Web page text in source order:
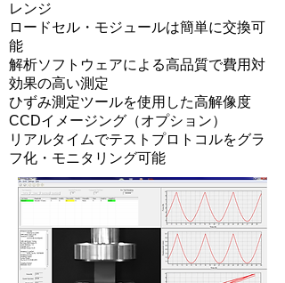
レンジ
ロードセル・モジュールは簡単に交換可
能
解析ソフトウェアによる高品質で費用対
効果の高い測定
ひずみ測定ツールを使用した高解像度
CCDイメージング（オプション）
リアルタイムでテストプロトコルをグラ
フ化・モニタリング可能